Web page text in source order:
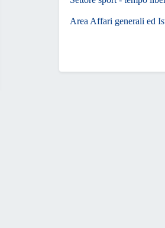
Area Affari generali ed